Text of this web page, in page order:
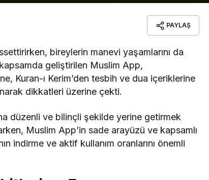
PAYLAŞ
bireylerin manevi yaşamlarını da
geliştirilen Muslim App,
Kuran-ı Kerim’den tesbih ve dua içeriklerine
dikkatleri üzerine çekti.
düzenli ve bilinçli şekilde yerine getirmek
Muslim App’in sade arayüzü ve kapsamlı
indirme ve aktif kullanım oranlarını önemli